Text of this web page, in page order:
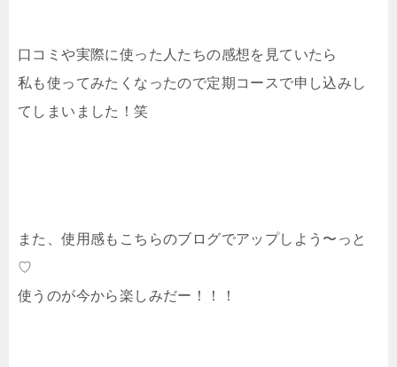
口コミや実際に使った人たちの感想を見ていたら
私も使ってみたくなったので定期コースで申し込みし
てしまいました！笑
また、使用感もこちらのブログでアップしよう〜っと
♡
使うのが今から楽しみだー！！！